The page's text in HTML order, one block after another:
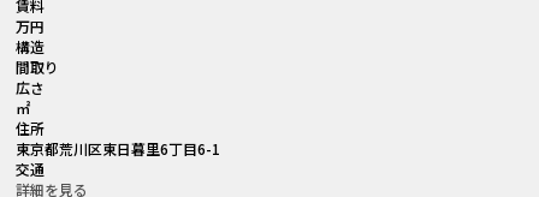
賃料
万円
構造
間取り
広さ
㎡
住所
東京都荒川区東日暮里6丁目6-1
交通
詳細を見る